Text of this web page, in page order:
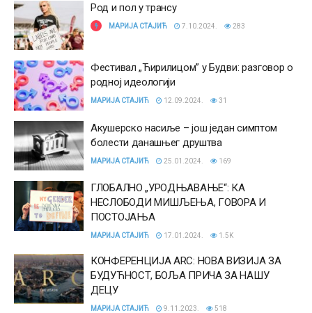
Род и пол у трансу
МАРИЈА СТАЈИЋ 7.10.2024. 283
Фестивал „Ћирилицом” у Будви: разговор о
родној идеологији
МАРИЈА СТАЈИЋ 12.09.2024. 31
Акушерско насиље – још један симптом
болести данашњег друштва
МАРИЈА СТАЈИЋ 25.01.2024. 169
ГЛОБАЛНО „УРОДЊАВАЊЕ“: КА
НЕСЛОБОДИ МИШЉЕЊА, ГОВОРА И
ПОСТОЈАЊА
МАРИЈА СТАЈИЋ 17.01.2024. 1.5K
КОНФЕРЕНЦИЈА ARC: НОВА ВИЗИЈА ЗА
БУДУЋНОСТ, БОЉА ПРИЧА ЗА НАШУ
ДЕЦУ
МАРИЈА СТАЈИЋ 9.11.2023. 518